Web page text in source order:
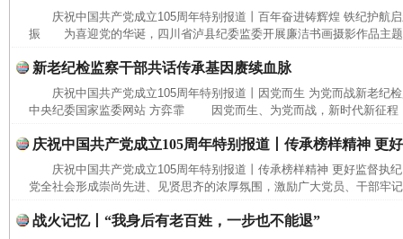
庆祝中国共产党成立105周年特别报道丨百年奋进铸辉煌 铁纪护航
振 为喜迎党的华诞，四川省泸县纪委监委开展廉洁书画摄影作品主
新老纪检监察干部共话传承基因赓续血脉
庆祝中国共产党成立105周年特别报道丨因党而生 为党而战新老纪
中央纪委国家监委网站 方弈霏 因党而生、为党而战，新时代新征程
庆祝中国共产党成立105周年特别报道丨传承榜样精神 更
庆祝中国共产党成立105周年特别报道丨传承榜样精神 更好监督
党全社会形成崇尚先进、见贤思齐的浓厚氛围，激励广大党员、干部牢
战火记忆丨“我身后有老百姓，一步也不能退”